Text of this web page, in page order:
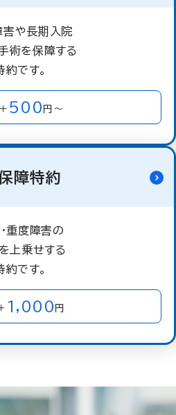
害や長期入院
術を保障する
約です。
500 円～
障特約
重度障害の
上乗せする
約です。
1,000 円